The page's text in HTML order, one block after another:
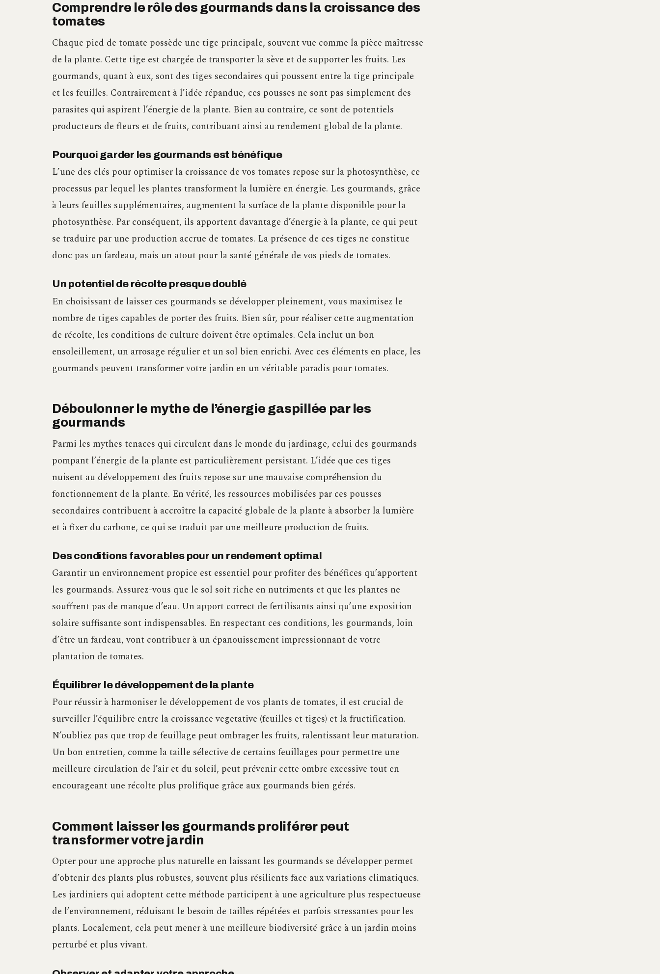
Comprendre le rôle des gourmands dans la croissance des
tomates
Chaque pied de tomate possède une tige principale, souvent vue comme la pièce maîtresse
de la plante. Cette tige est chargée de transporter la sève et de supporter les fruits. Les
gourmands, quant à eux, sont des tiges secondaires qui poussent entre la tige principale
et les feuilles. Contrairement à l’idée répandue, ces pousses ne sont pas simplement des
parasites qui aspirent l’énergie de la plante. Bien au contraire, ce sont de potentiels
producteurs de fleurs et de fruits, contribuant ainsi au rendement global de la plante.
Pourquoi garder les gourmands est bénéfique
L’une des clés pour optimiser la croissance de vos tomates repose sur la photosynthèse, ce
processus par lequel les plantes transforment la lumière en énergie. Les gourmands, grâce
à leurs feuilles supplémentaires, augmentent la surface de la plante disponible pour la
photosynthèse. Par conséquent, ils apportent davantage d’énergie à la plante, ce qui peut
se traduire par une production accrue de tomates. La présence de ces tiges ne constitue
donc pas un fardeau, mais un atout pour la santé générale de vos pieds de tomates.
Un potentiel de récolte presque doublé
En choisissant de laisser ces gourmands se développer pleinement, vous maximisez le
nombre de tiges capables de porter des fruits. Bien sûr, pour réaliser cette augmentation
de récolte, les conditions de culture doivent être optimales. Cela inclut un bon
ensoleillement, un arrosage régulier et un sol bien enrichi. Avec ces éléments en place, les
gourmands peuvent transformer votre jardin en un véritable paradis pour tomates.
Déboulonner le mythe de l’énergie gaspillée par les
gourmands
Parmi les mythes tenaces qui circulent dans le monde du jardinage, celui des gourmands
pompant l’énergie de la plante est particulièrement persistant. L’idée que ces tiges
nuisent au développement des fruits repose sur une mauvaise compréhension du
fonctionnement de la plante. En vérité, les ressources mobilisées par ces pousses
secondaires contribuent à accroître la capacité globale de la plante à absorber la lumière
et à fixer du carbone, ce qui se traduit par une meilleure production de fruits.
Des conditions favorables pour un rendement optimal
Garantir un environnement propice est essentiel pour profiter des bénéfices qu’apportent
les gourmands. Assurez-vous que le sol soit riche en nutriments et que les plantes ne
souffrent pas de manque d’eau. Un apport correct de fertilisants ainsi qu’une exposition
solaire suffisante sont indispensables. En respectant ces conditions, les gourmands, loin
d’être un fardeau, vont contribuer à un épanouissement impressionnant de votre
plantation de tomates.
Équilibrer le développement de la plante
Pour réussir à harmoniser le développement de vos plants de tomates, il est crucial de
surveiller l’équilibre entre la croissance vegetative (feuilles et tiges) et la fructification.
N’oubliez pas que trop de feuillage peut ombrager les fruits, ralentissant leur maturation.
Un bon entretien, comme la taille sélective de certains feuillages pour permettre une
meilleure circulation de l’air et du soleil, peut prévenir cette ombre excessive tout en
encourageant une récolte plus prolifique grâce aux gourmands bien gérés.
Comment laisser les gourmands proliférer peut
transformer votre jardin
Opter pour une approche plus naturelle en laissant les gourmands se développer permet
d’obtenir des plants plus robustes, souvent plus résilients face aux variations climatiques.
Les jardiniers qui adoptent cette méthode participent à une agriculture plus respectueuse
de l’environnement, réduisant le besoin de tailles répétées et parfois stressantes pour les
plants. Localement, cela peut mener à une meilleure biodiversité grâce à un jardin moins
perturbé et plus vivant.